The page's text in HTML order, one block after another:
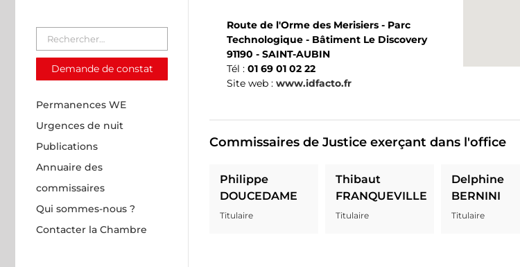
Demande de constat
Permanences WE
Urgences de nuit
Publications
Annuaire des
commissaires
Qui sommes-nous ?
Contacter la Chambre
Route de l'Orme des Merisiers - Parc
Technologique - Bâtiment Le Discovery
91190 - SAINT-AUBIN
Tél : 01 69 01 02 22
Site web : www.idfacto.fr
Commissaires de Justice exerçant dans l'office
Philippe
DOUCEDAME
Titulaire
Thibaut
FRANQUEVILLE
Titulaire
Delphine
BERNINI
Titulaire